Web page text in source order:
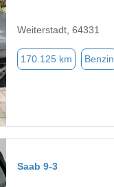
Weiterstadt, 64331
170.125 km Benzin
Saab 9-3